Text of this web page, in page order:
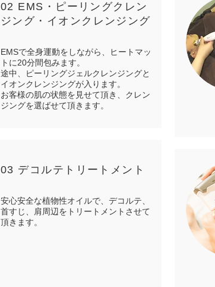
02 EMS・ピーリングクレン
ジング・イオンクレンジング
EMSで全身運動をしながら、ヒートマッ
トに20分間包みます。
途中、ピーリングジェルクレンジングと
イオンクレンジングが入ります。
お客様の肌の状態を見せて頂き、クレン
ジングを選ばせて頂きます。
03 デコルテトリートメント
安心安全な植物性オイルで、デコルテ、
首すじ、肩周辺をトリートメントさせて
頂きます。